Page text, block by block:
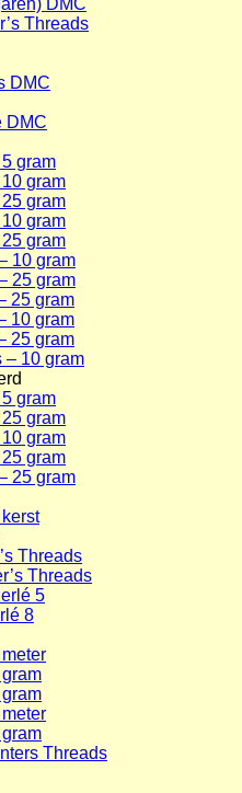
DMC
Threads
DMC
DMC
gram
gram
gram
gram
gram
10 gram
25 gram
25 gram
10 gram
25 gram
– 10 gram
gram
gram
gram
gram
25 gram
Threads
Threads
5
8
Threads